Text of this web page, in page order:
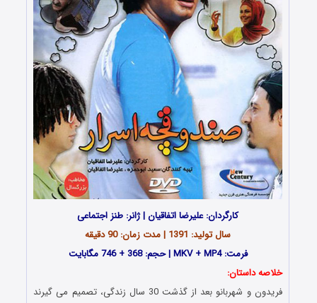
کارگردان: علیرضا اتفاقیان | ژانر: طنز اجتماعی
سال تولید: 1391 | مدت زمان: 90 دقیقه
فرمت: MKV + MP4 | حجم: 368 + 746 مگابایت
خلاصه داستان:
فریدون و شهربانو بعد از گذشت 30 سال زندگی، تصمیم می گیرند